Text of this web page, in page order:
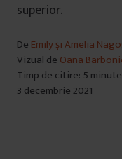
superior.
De Emily și Amelia
Vizual de Oana
Timp de citire: 5 minute
3 decembrie 2021